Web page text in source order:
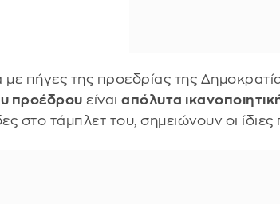
πήγες της προεδρίας της
προέδρου είναιαπόλυτα
στο τάμπλετ του, σημειώνουν οι ίδιες